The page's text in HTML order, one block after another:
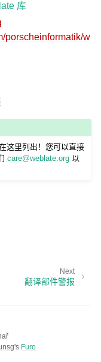
库
porscheinformatik/w
这里列出！您可以直接
care@weblate .org 以
Next
翻译部件警报
's Furo